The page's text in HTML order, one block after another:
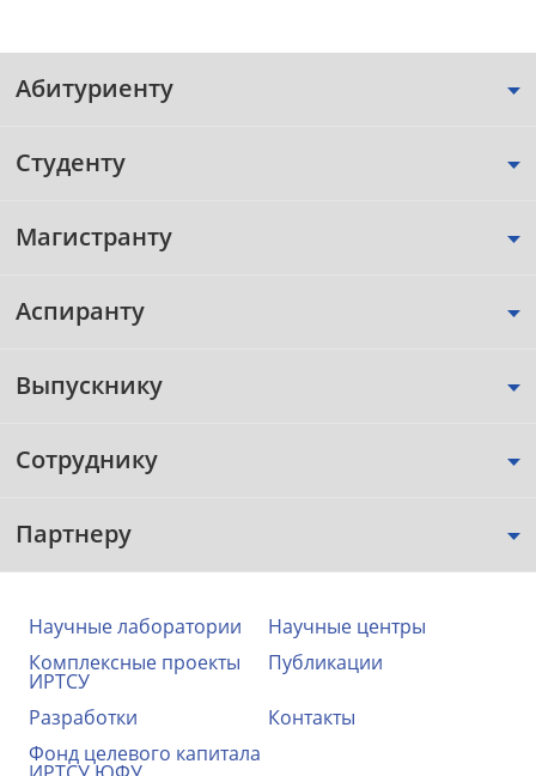
Абитуриенту
Студенту
Магистранту
Аспиранту
Выпускнику
Сотруднику
Партнеру
Научные лаборатории
Научные центры
Комплексные проекты
ИРТСУ
Публикации
Разработки
Контакты
Фонд целевого капитала